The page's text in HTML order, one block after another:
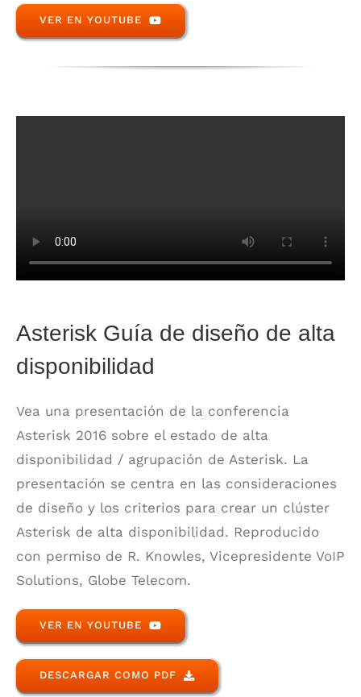
VER EN YOUTUBE
Asterisk Guía de diseño de alta
disponibilidad
Vea una presentación de la conferencia
Asterisk 2016 sobre el estado de alta
disponibilidad / agrupación de Asterisk. La
presentación se centra en las consideraciones
de diseño y los criterios para crear un clúster
Asterisk de alta disponibilidad. Reproducido
con permiso de R. Knowles, Vicepresidente VoIP
Solutions, Globe Telecom.
VER EN YOUTUBE
DESCARGAR COMO PDF